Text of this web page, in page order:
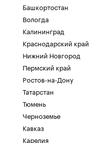
Башкортостан
Вологда
Калининград
Краснодарский край
Нижний Новгород
Пермский край
Ростов-на-Дону
Татарстан
Тюмень
Черноземье
Кавказ
Карелия